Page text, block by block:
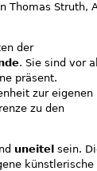
Thomas Struth,
der
. Sie sind vor
präsent.
zur eigenen
zu den
uneitel sein.
künstlerische